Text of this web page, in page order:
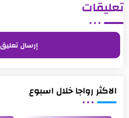
تعليقات
إرسال تعليق
الاكثر رواجا خلال اسبوع